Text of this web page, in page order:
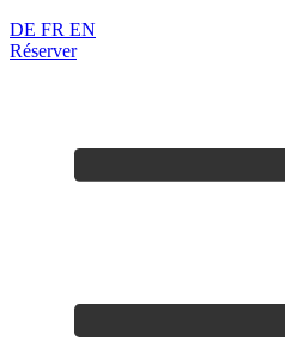
DE FR EN
Réserver